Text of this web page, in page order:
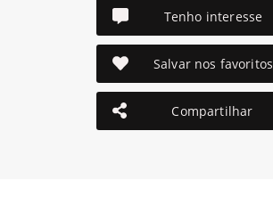
Tenho interesse
Salvar nos favoritos
Compartilhar